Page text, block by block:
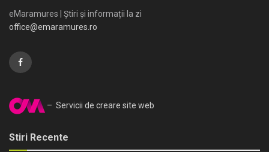
eMaramures | Știri și informații la zi
office@emaramures.ro
– Servicii de creare site web
Stiri Recente